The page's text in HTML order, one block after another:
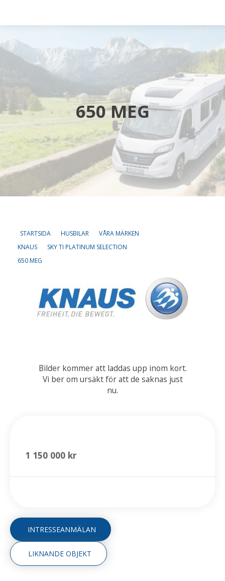
Husvagnar
Butik
Verkstad
Öppettider
Lediga tjänster
650 MEG
STARTSIDA HUSBILAR
VÅRA MÄRKEN
KNAUS
SKY TI PLATINUM SELECTION
650 MEG
Bilder kommer att laddas upp inom kort.
Vi ber om ursäkt för att de saknas just
nu.
1 150 000 kr
INTRESSEANMÄLAN
LIKNANDE OBJEKT